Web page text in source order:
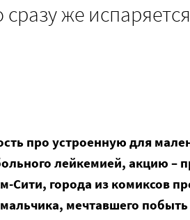
сразу же
про устроенную для
лейкемией, акцию –
Cити, города из комиксов
мечтавшего